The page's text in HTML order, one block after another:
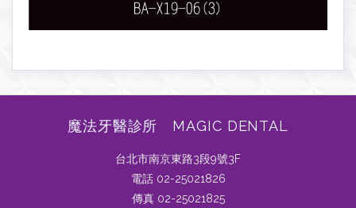
魔法牙醫診所 MAGIC DENTAL
台北市南京東路3段9號3F
電話 02-25021826
傳真 02-25021825